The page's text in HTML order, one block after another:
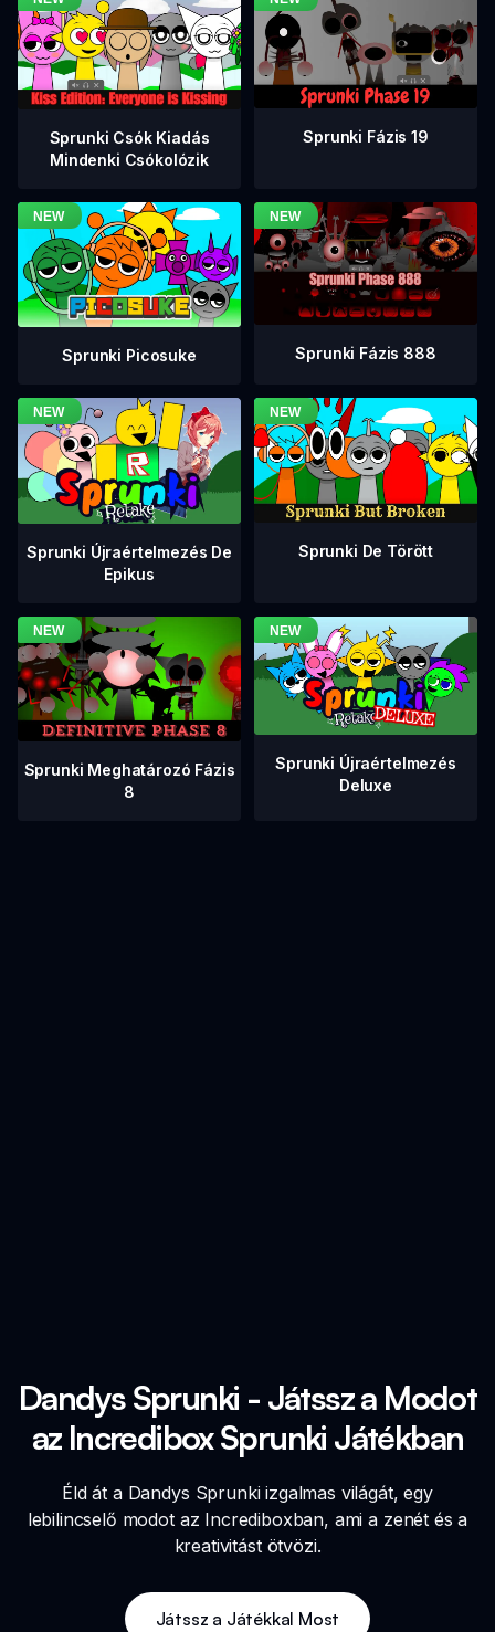
Sprunki Csók Kiadás
Mindenki Csókolózik
Sprunki Fázis 19
Sprunki Picosuke Sprunki Fázis 888
Sprunki Újraértelmezés De
Epikus
Sprunki De Törött
Sprunki Meghatározó Fázis
8
Sprunki Újraértelmezés
Deluxe
Dandys Sprunki - Játssz a Modot
az Incredibox Sprunki Játékban
Éld át a Dandys Sprunki izgalmas világát, egy
lebilincselő modot az Incrediboxban, ami a zenét és a
kreativitást ötvözi.
Játssz a Játékkal Most